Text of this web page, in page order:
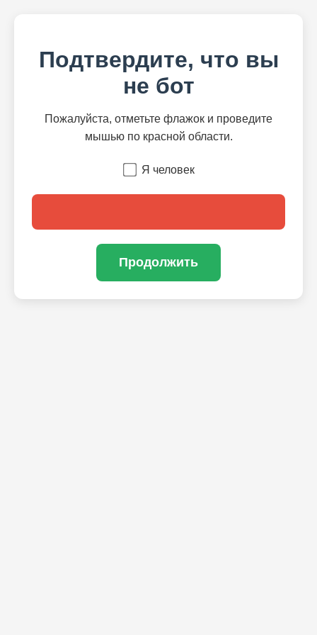
Подтвердите, что вы
не бот
Пожалуйста, отметьте флажок и проведите
мышью по красной области.
Я человек
Продолжить